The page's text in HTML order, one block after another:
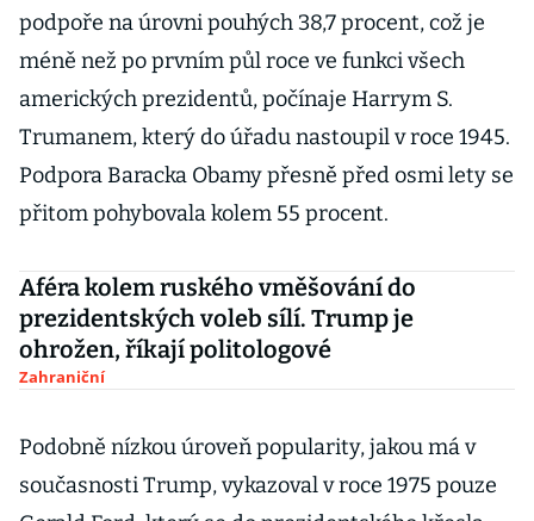
podpoře na úrovni pouhých 38,7 procent, což je
méně než po prvním půl roce ve funkci všech
amerických prezidentů, počínaje Harrym S.
Trumanem, který do úřadu nastoupil v roce 1945.
Podpora Baracka Obamy přesně před osmi lety se
přitom pohybovala kolem 55 procent.
Aféra kolem ruského vměšování do
prezidentských voleb sílí. Trump je
ohrožen, říkají politologové
Zahraniční
Podobně nízkou úroveň popularity, jakou má v
současnosti Trump, vykazoval v roce 1975 pouze